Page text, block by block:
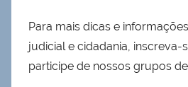
Para mais dicas e
judicial e cidadania, inscreva-
participe de nossos grupos